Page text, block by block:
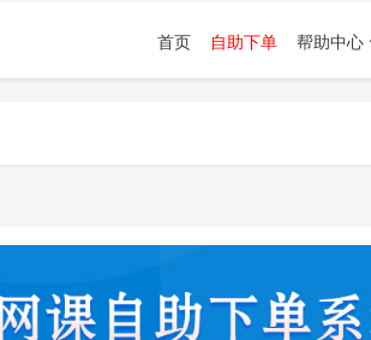
首页 自助下单 帮助中心
入代刷代考项目3000+
代刷代考项目3000+